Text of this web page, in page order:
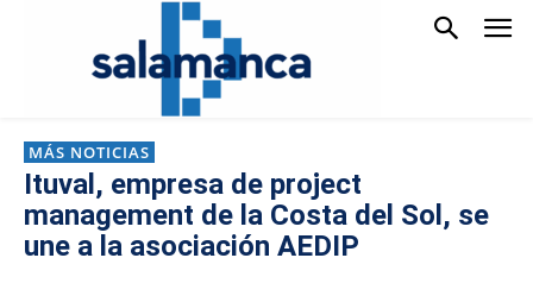
MÁS NOTICIAS
Ituval, empresa de project
management de la Costa del Sol, se
une a la asociación AEDIP